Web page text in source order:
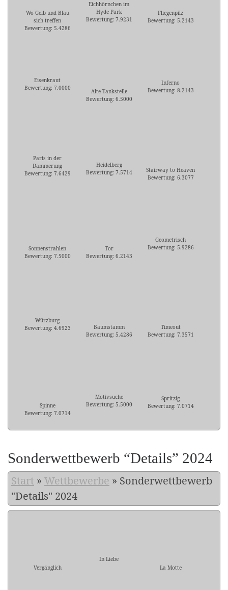
Wo Gelb und Blau
sich treffen
Bewertung: 5.4286
Eichhörnchen im
Hyde Park
Bewertung: 7.9231
Fliegenpilz
Bewertung: 5.2143
Eisenkraut
Bewertung: 7.0000
Alte Tankstelle
Bewertung: 6.5000
Inferno
Bewertung: 8.2143
Paris in der
Dämmerung
Bewertung: 7.6429
Heidelberg
Bewertung: 7.5714
Stairway to Heaven
Bewertung: 6.3077
Sonnenstrahlen
Bewertung: 7.5000
Tor
Bewertung: 6.2143
Geometrisch
Bewertung: 5.9286
Würzburg
Bewertung: 4.6923
Baumstamm
Bewertung: 5.4286
Timeout
Bewertung: 7.3571
Spinne
Bewertung: 7.0714
Motivsuche
Bewertung: 5.5000
Spritzig
Bewertung: 7.0714
Sonderwettbewerb “Details” 2024
Start » Wettbewerbe » Sonderwettbewerb
"Details" 2024
Vergänglich
In Liebe
La Motte